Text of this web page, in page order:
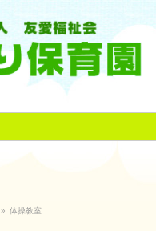
» 体操教室